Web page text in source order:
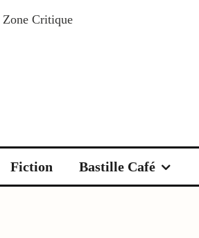
Zone Critique
Fiction Bastille Café